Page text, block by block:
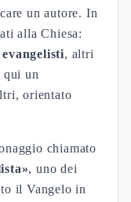
un autore. In
alla Chiesa:
evangelisti, altri
qui un
orientato
chiamato
, uno dei
il Vangelo in